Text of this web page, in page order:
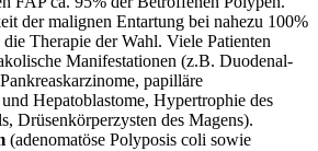
der malignen Entartung bei nahezu 100%
Therapie der Wahl. Viele Patienten
Manifestationen (z.B. Duodenal-
papilläre
Hepatoblastome, Hypertrophie des
Drüsenkörperzysten des Magens).
(adenomatöse Polyposis coli sowie